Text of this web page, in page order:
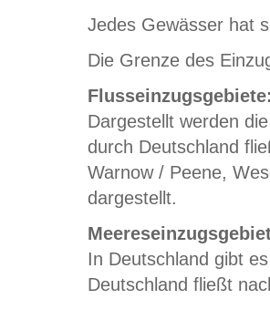
Jedes Gewässer hat
Die Grenze des
Dargestellt werden
durch Deutschland
Warnow / Peene,
dargestellt.
In Deutschland gibt
Deutschland fließt